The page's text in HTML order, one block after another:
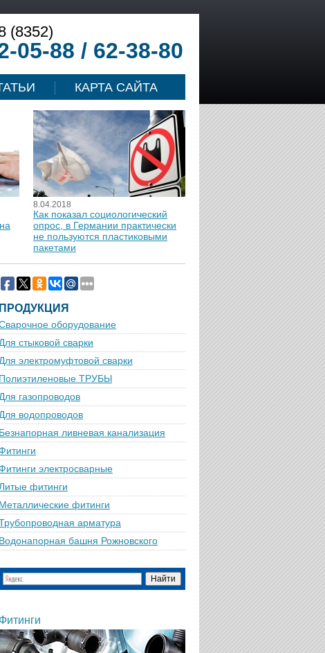
(8352)
05-88 / 62-38-80
КАРТА САЙТА
8.04.2018
Как показал социологический
опрос, в Германии практически
не пользуются пластиковыми
пакетами
ПРОДУКЦИЯ
оборудование
Для стыковой сварки
Для электромуфтовой сварки
Полиэтиленовые ТРУБЫ
Для газопроводов
Для водопроводов
Безнапорная ливневая канализация
электросварные
фитинги
Металлические фитинги
арматура
Водонапорная башня Рожновского
Фитинги